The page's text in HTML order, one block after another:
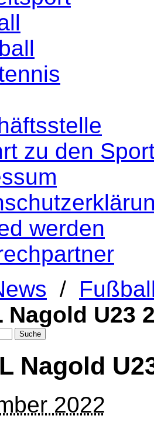
zu den
werden
/
Nagold U23
Nagold
2022